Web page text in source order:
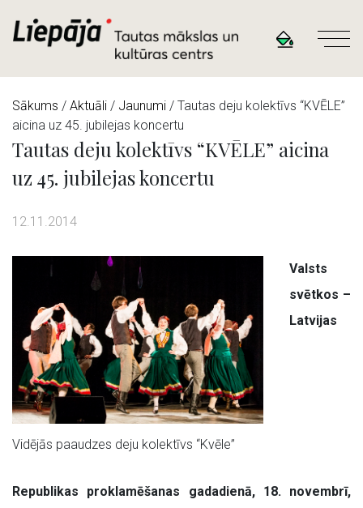
Sākums / Aktuāli / Jaunumi / Tautas deju kolektīvs “KVĒLE”
aicina uz 45. jubilejas koncertu
Tautas deju kolektīvs “KVĒLE” aicina
uz 45. jubilejas koncertu
12.11.2014
Vidējās paaudzes deju kolektīvs “Kvēle”
Valsts
svētkos –
Latvijas
Republikas proklamēšanas gadadienā, 18. novembrī,